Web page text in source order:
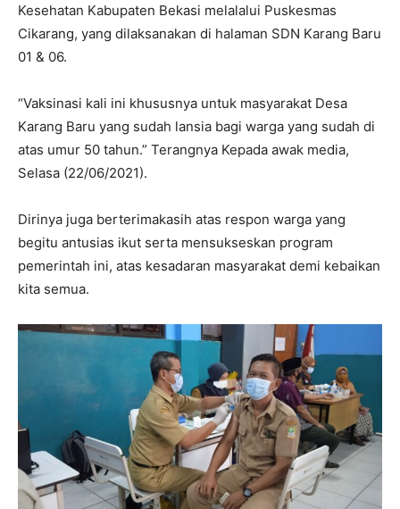
Kesehatan Kabupaten Bekasi melalalui Puskesmas
Cikarang, yang dilaksanakan di halaman SDN Karang Baru
01 & 06.
“Vaksinasi kali ini khususnya untuk masyarakat Desa
Karang Baru yang sudah lansia bagi warga yang sudah di
atas umur 50 tahun.” Terangnya Kepada awak media,
Selasa (22/06/2021).
Dirinya juga berterimakasih atas respon warga yang
begitu antusias ikut serta mensukseskan program
pemerintah ini, atas kesadaran masyarakat demi kebaikan
kita semua.